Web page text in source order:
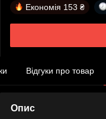
Економія 153 ₴
Відгуки про товар
Опис